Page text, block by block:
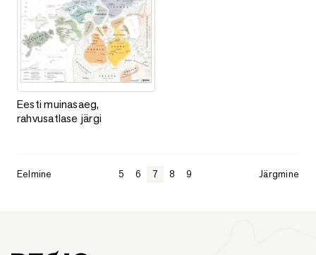
Eesti muinasaeg, rahvusatlase järgi
Eesti muinasaeg,
rahvusatlase järgi
Eelmine 5 6 7 8 9 Järgmine